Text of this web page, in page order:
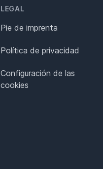
LEGAL
Pie de imprenta
Política de privacidad
Configuración de las
cookies